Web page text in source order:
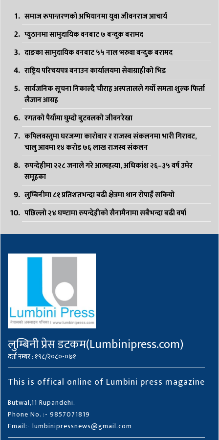
समाज रूपान्तरणको अभियानमा युवा जीवनराज आचार्य
प्युठानमा सामुदायिक वनबाट ७ बन्दुक बरामद
दाङका सामुदायिक वनबाट ५५ नाल भरुवा बन्दुक बरामद
राष्ट्रिय परिचयपत्र बनाउन कार्यालयमा सेवाग्राहीको भिड
सार्वजनिक सूचना निकाल्दै चौराह अस्पतालले गर्यो समता शुल्क फिर्ता
लैजान आग्रह
रगतको पैयाँमा घुम्दो बुटवलको जीवनरेखा
कपिलवस्तुमा घरजग्गा कारोबार र राजस्व संकलनमा भारी गिरावट,
चालु आवमा १४ करोड ७६ लाख राजस्व संकलन
रुपन्देहीमा २२८ जनाले गरे आत्महत्या, अधिकांश २६–३५ वर्ष उमेर
समूहका
लुम्बिनीमा ८१ प्रतिशतभन्दा बढी क्षेत्रमा धान रोपाइँ सकियो
पछिल्लो २४ घण्टामा रुपन्देहीको सैनामैनामा सबैभन्दा बढी वर्षा
लुम्बिनी प्रेस डटकम(Lumbinipress.com)
दर्ता नम्बर : १९८/२०८०-०७१
This is offical online of Lumbini press magazine
Butwal,11 Rupandehi.
Phone No. :- 9857071819
Email:- lumbinipressnews@gmail.com